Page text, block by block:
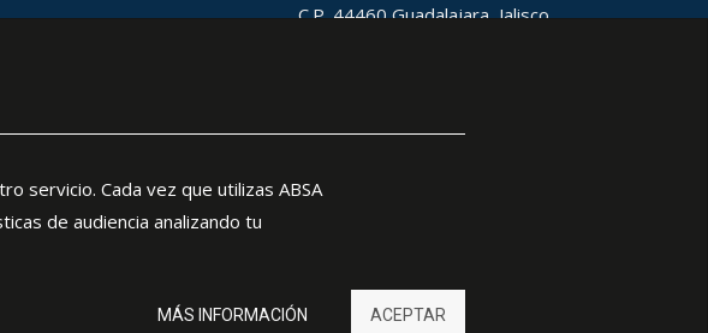
servicio. Cada vez que utilizas ABSA
de audiencia analizando tu
MÁS INFORMACIÓN ACEPTAR
C.P. 44460 Guadalajara, Jalisco,
Ciudad Juárez
León